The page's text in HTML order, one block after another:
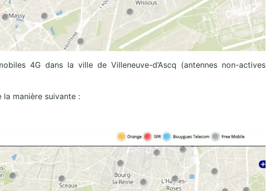
4G dans la ville de Villeneuve-d’Ascq (antennes non-actives
manière suivante :